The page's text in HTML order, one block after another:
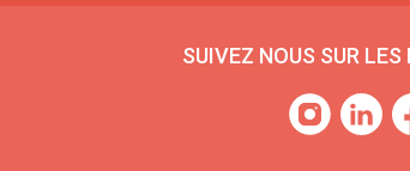
SUIVEZ NOUS SUR